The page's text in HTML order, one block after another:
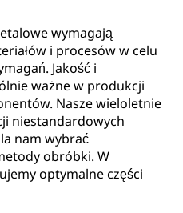
wymagają
i procesów w celu
Jakość i
ważne w produkcji
Nasze wieloletnie
niestandardowych
nam wybrać
obróbki. W
optymalne części